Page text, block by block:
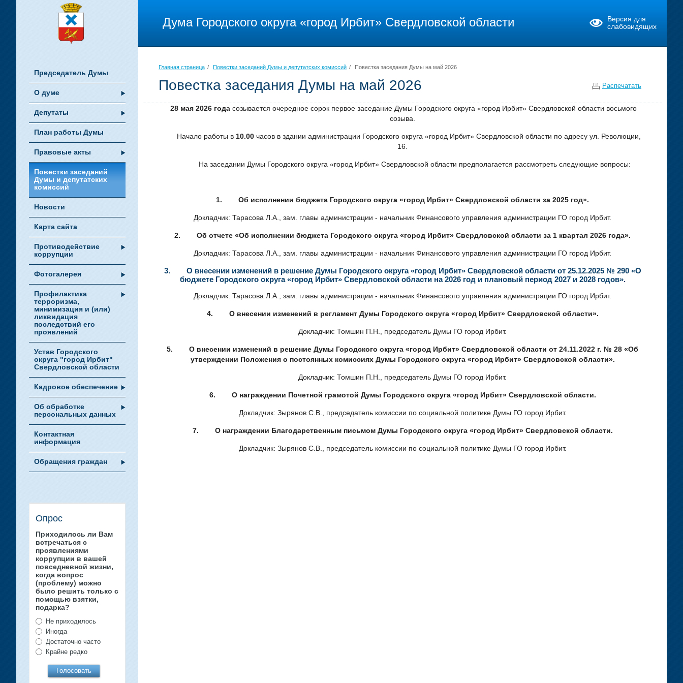
Дума Городского округа «город Ирбит» Свердловской области
Версия для
слабовидящих
Председатель Думы
О думе
Депутаты
План работы Думы
Правовые акты
Повестки заседаний
Думы и депутатских
комиссий
Новости
Карта сайта
Противодействие
коррупции
Фотогалерея
Профилактика
терроризма,
минимизация и (или)
ликвидация
последствий его
проявлений
Устав Городского
округа "город Ирбит"
Свердловской области
Кадровое обеспечение
Об обработке
персональных данных
Контактная
информация
Обращения граждан
Опрос
Приходилось ли Вам
встречаться с
проявлениями
коррупции в вашей
повседневной жизни,
когда вопрос
(проблему) можно
было решить только с
помощью взятки,
подарка?
Не приходилось
Иногда
Достаточно часто
Крайне редко
Голосовать
Главная страница / Повестки заседаний Думы и депутатских комиссий / Повестка заседания Думы на май 2026
Распечатать
Повестка заседания Думы на май 2026
28 мая 2026 года созывается очередное сорок первое заседание Думы Городского округа «город Ирбит» Свердловской области восьмого
созыва.
Начало работы в 10.00часов в здании администрации Городского округа «город Ирбит» Свердловской области по адресу ул. Революции,
16.
На заседании Думы Городского округа «город Ирбит» Свердловской области предполагается рассмотреть следующие вопросы:
1. Об исполнении бюджета Городского округа «город Ирбит» Свердловской области за 2025 год».
Докладчик: Тарасова Л.А., зам. главы администрации - начальник Финансового управления администрации ГО город Ирбит.
2. Об отчете «Об исполнении бюджета Городского округа «город Ирбит» Свердловской области за 1 квартал 2026 года».
Докладчик: Тарасова Л.А., зам. главы администрации - начальник Финансового управления администрации ГО город Ирбит.
3. О внесении изменений в решение Думы Городского округа «город Ирбит» Свердловской области от 25.12.2025 № 290 «О
бюджете Городского округа «город Ирбит» Свердловской области на 2026 год и плановый период 2027 и 2028 годов».
Докладчик: Тарасова Л.А., зам. главы администрации - начальник Финансового управления администрации ГО город Ирбит.
4. О внесении изменений в регламент Думы Городского округа «город Ирбит» Свердловской области».
Докладчик: Томшин П.Н., председатель Думы ГО город Ирбит.
5. О внесении изменений в решение Думы Городского округа «город Ирбит» Свердловской области от 24.11.2022 г. № 28 «Об
утверждении Положения о постоянных комиссиях Думы Городского округа «город Ирбит» Свердловской области».
Докладчик: Томшин П.Н., председатель Думы ГО город Ирбит.
6. О награждении Почетной грамотой Думы Городского округа «город Ирбит» Свердловской области.
Докладчик: Зырянов С.В., председатель комиссии по социальной политике Думы ГО город Ирбит.
7. О награждении Благодарственным письмом Думы Городского округа «город Ирбит» Свердловской области.
Докладчик: Зырянов С.В., председатель комиссии по социальной политике Думы ГО город Ирбит.